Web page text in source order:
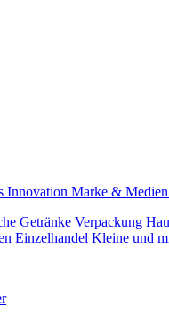
Innovation Marke & Medien
Getränke Verpackung
Einzelhandel Kleine und